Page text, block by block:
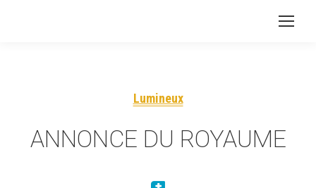
Lumineux
ANNONCE DU ROYAUME